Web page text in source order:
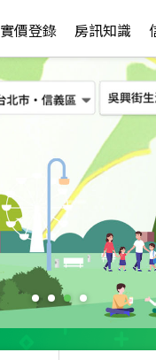
實價登錄 房訊知識